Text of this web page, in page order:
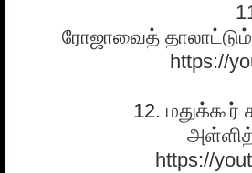
ரோஜாவைத்
https://
12.
அள்ளித்
https://